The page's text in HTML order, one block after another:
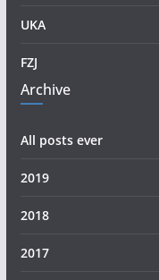
UKA
FZJ
Archive
All posts ever
2019
2018
2017